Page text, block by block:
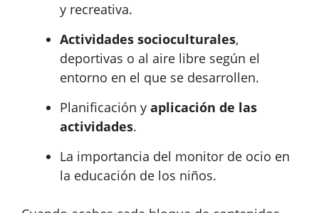
y recreativa.
Actividades socioculturales,
deportivas o al aire libre según el
entorno en el que se desarrollen.
Planificación y aplicación de las
actividades.
La importancia del monitor de ocio en
la educación de los niños.